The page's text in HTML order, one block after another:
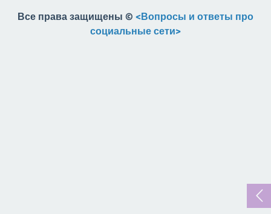
Все права защищены © <Вопросы и ответы про
социальные сети>